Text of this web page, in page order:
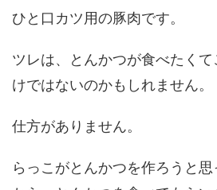
ひと口カツ用の豚肉です。
ツレは、とんかつが食べたく
けではないのかもしれません。
仕方がありません。
らっこがとんかつを作ろうと